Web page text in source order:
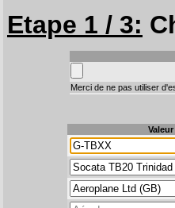
Etape 1 / 3:
Merci de ne pas utiliser